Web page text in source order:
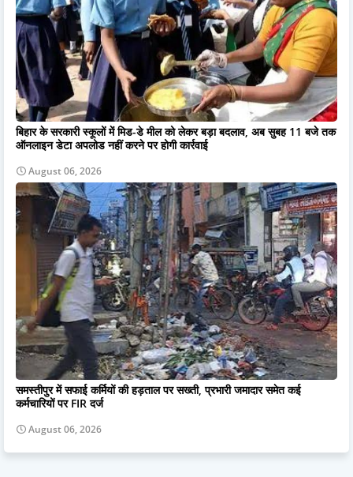
बिहार के सरकारी स्कूलों में मिड-डे मील को लेकर बड़ा बदलाव, अब सुबह 11 बजे तक
ऑनलाइन डेटा अपलोड नहीं करने पर होगी कार्रवाई
August 06, 2026
समस्तीपुर में सफाई कर्मियों की हड़ताल पर सख्ती, प्रभारी जमादार समेत कई
कर्मचारियों पर FIR दर्ज
August 06, 2026